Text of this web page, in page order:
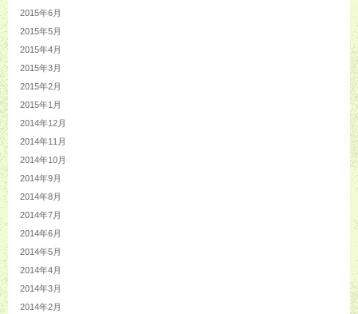
2015年6月
2015年5月
2015年4月
2015年3月
2015年2月
2015年1月
2014年12月
2014年11月
2014年10月
2014年9月
2014年8月
2014年7月
2014年6月
2014年5月
2014年4月
2014年3月
2014年2月